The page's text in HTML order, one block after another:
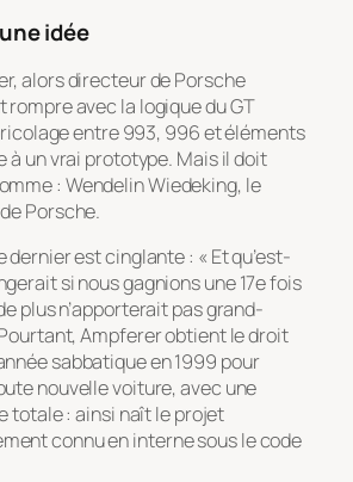
idée
alors directeur de Porsche
avec la logique du GT
entre 993, 996 et éléments
à un vrai prototype. Mais il doit
: Wendelin Wiedeking, le
Porsche.
dernier est cinglante : « Et qu’est-
si nous gagnions une 17e fois
plus n’apporterait pas grand-
Ampferer obtient le droit
sabbatique en 1999 pour
nouvelle voiture, avec une
totale : ainsi naît le projet
connu en interne sous le code